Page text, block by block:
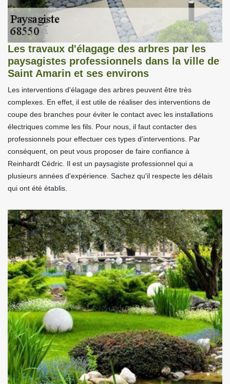
Les travaux d'élagage des arbres par les
paysagistes professionnels dans la ville de
Saint Amarin et ses environs
Les interventions d'élagage des arbres peuvent être très
complexes. En effet, il est utile de réaliser des interventions de
coupe des branches pour éviter le contact avec les installations
électriques comme les fils. Pour nous, il faut contacter des
professionnels pour effectuer ces types d'interventions. Par
conséquent, on peut vous proposer de faire confiance à
Reinhardt Cédric. Il est un paysagiste professionnel qui a
plusieurs années d'expérience. Sachez qu'il respecte les délais
qui ont été établis.